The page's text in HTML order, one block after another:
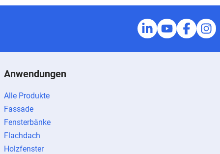
Anwendungen
Alle Produkte
Fassade
Fensterbänke
Flachdach
Holzfenster